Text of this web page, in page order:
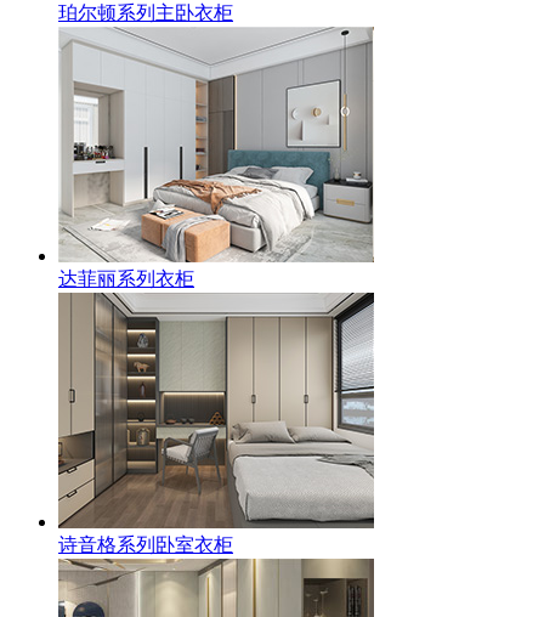
珀尔顿系列主卧衣柜
达菲丽系列衣柜
诗音格系列卧室衣柜